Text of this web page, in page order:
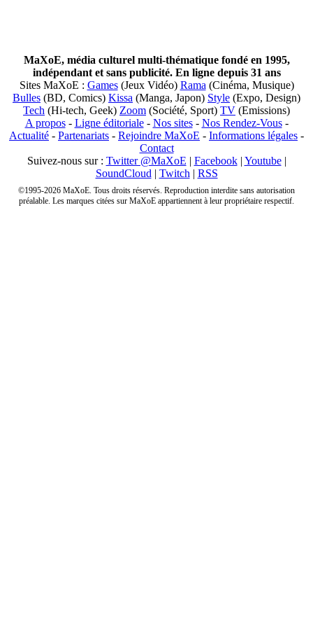
MaXoE, média culturel multi-thématique fondé en 1995,
indépendant et sans publicité. En ligne depuis 31 ans
Sites MaXoE : Games(Jeux Vidéo) Rama (Cinéma, Musique)
Bulles (BD, Comics) Kissa (Manga, Japon) Style (Expo, Design)
Tech (Hi-tech, Geek) Zoom (Société, Sport) TV (Emissions)
A propos- Ligne éditoriale- Nos sites- Nos Rendez-Vous-
Actualité - Partenariats - Rejoindre MaXoE - Informations légales -
Contact
Suivez-nous sur : Twitter @MaXoE | Facebook| Youtube|
SoundCloud | Twitch | RSS
©1995-2026 MaXoE. Tous droits réservés. Reproduction interdite sans autorisation
préalable. Les marques citées sur MaXoE appartiennent à leur propriétaire respectif.